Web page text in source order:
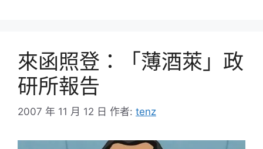
來函照登：「薄酒萊」政
研所報告
2007 年 11 月 12 日 作者: tenz